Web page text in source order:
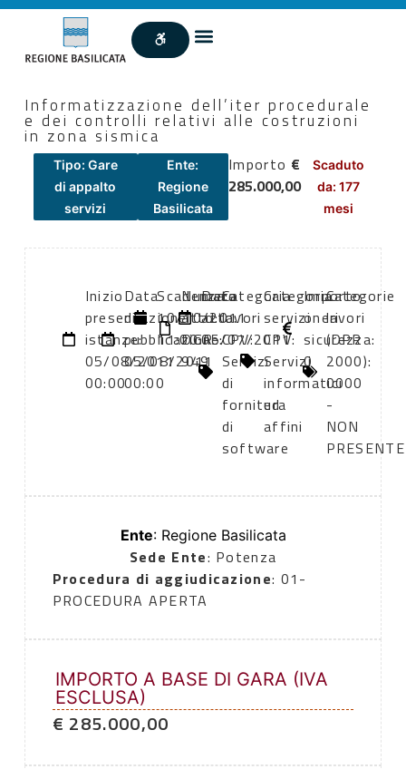
Informatizzazione dell’iter procedurale
e dei controlli relativi alle costruzioni
in zona sismica
Tipo: Gare
di appalto
servizi
Ente:
Regione
Basilicata
Importo €
285.000,00
Scaduto
da: 177
mesi
Inizio
presentazione
istanze:
05/08/2011
00:00
Data
di
pubblicazione:
05/08/2011
00:00
Scadenza:
10/10/2011
11:00
Numero
atto:
DGR
949
Data
atto:
05/07/2011
Categoria
lavori
CPV:
Servizi
di
fornitura
di
software
Categoria
servizi
CPV:
Servizi
informatici
ed
affini
Importo
oneri
sicurezza:
0
Categorie
lavori
(DPR
2000):
0000
-
NON
PRESENTE
Ente: Regione Basilicata
Sede Ente: Potenza
Procedura di aggiudicazione: 01-
PROCEDURA APERTA
IMPORTO A BASE DI GARA (IVA
ESCLUSA)
€ 285.000,00